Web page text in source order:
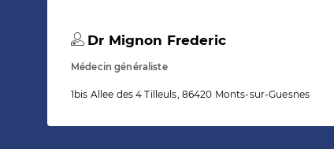
Dr Mignon Frederic
Médecin généraliste
1bis Allee des 4 Tilleuls, 86420 Monts-sur-Guesnes